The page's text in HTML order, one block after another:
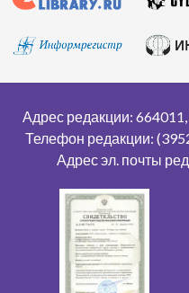
Адрес редакции: 664011,
Телефон редакции:
Адрес эл. почты